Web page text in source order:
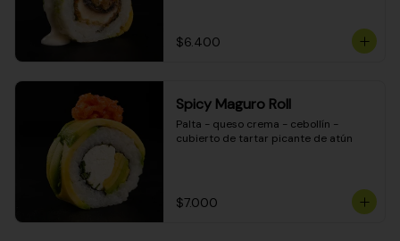
$6.400
Spicy Maguro Roll
Palta - queso crema - cebollín -
cubierto de tartar picante de atún
$7.000